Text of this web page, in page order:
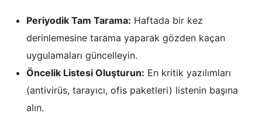
Periyodik Tam Tarama: Haftada bir kez
derinlemesine tarama yaparak gözden kaçan
uygulamaları güncelleyin.
Öncelik Listesi Oluşturun: En kritik yazılımları
(antivirüs, tarayıcı, ofis paketleri) listenin başına
alın.